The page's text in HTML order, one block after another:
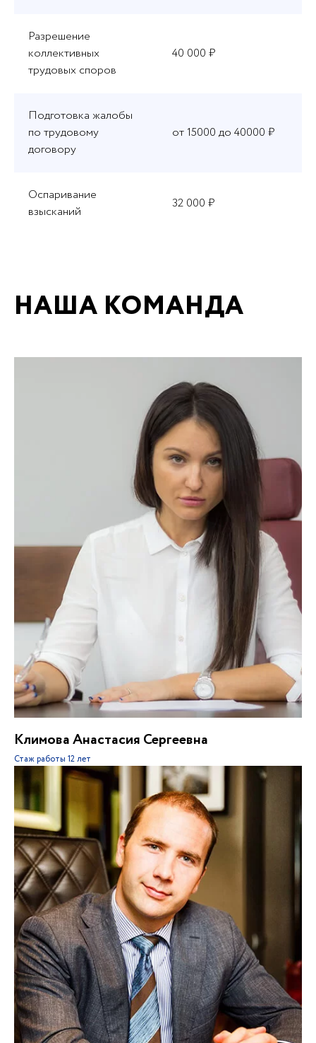
Разрешение
коллективных
трудовых споров
40 000 ₽
Подготовка жалобы
по трудовому
договору
от 15000 до 40000 ₽
Оспаривание
взысканий
32 000 ₽
НАША КОМАНДА
Климова Анастасия Сергеевна
Стаж работы 12 лет